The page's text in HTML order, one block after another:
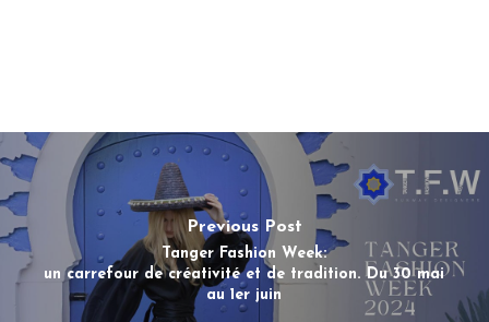
Previous Post
Tanger Fashion Week:
un carrefour de créativité et de tradition. Du 30 mai
au 1er juin